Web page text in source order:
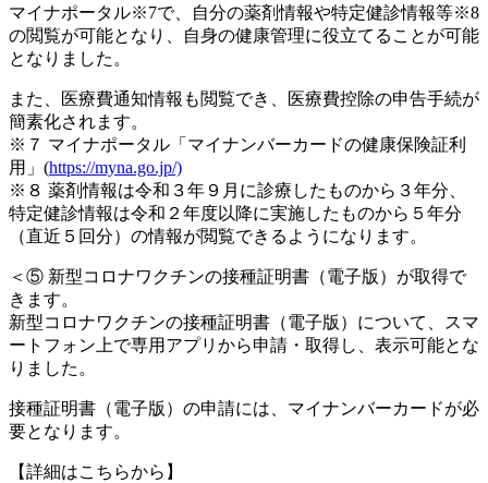
マイナポータル※7で、自分の薬剤情報や特定健診情報等※8
の閲覧が可能となり、自身の健康管理に役立てることが可能
となりました。
また、医療費通知情報も閲覧でき、医療費控除の申告手続が
簡素化されます。
※７ マイナポータル「マイナンバーカードの健康保険証利
用」(https://myna.go.jp/)
※８ 薬剤情報は令和３年９月に診療したものから３年分、
特定健診情報は令和２年度以降に実施したものから５年分
（直近５回分）の情報が閲覧できるようになります。
＜⑤ 新型コロナワクチンの接種証明書（電子版）が取得で
きます。
新型コロナワクチンの接種証明書（電子版）について、スマ
ートフォン上で専用アプリから申請・取得し、表示可能とな
りました。
接種証明書（電子版）の申請には、マイナンバーカードが必
要となります。
【詳細はこちらから】